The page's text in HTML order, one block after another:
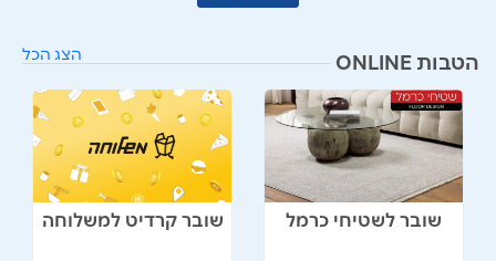
הטבות ONLINE הצג הכל
שובר לשטיחי כרמל שובר קרדיט למשלוחה